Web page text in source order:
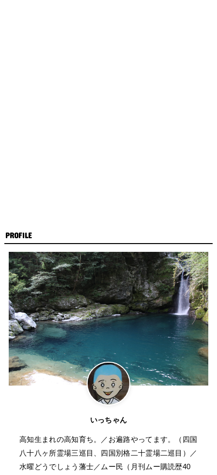
PROFILE
いっちゃん
高知生まれの高知育ち。／お遍路やってます。（四国
八十八ヶ所霊場三巡目、四国別格二十霊場二巡目）／
水曜どうでしょう藩士／ムー民（月刊ムー購読歴40